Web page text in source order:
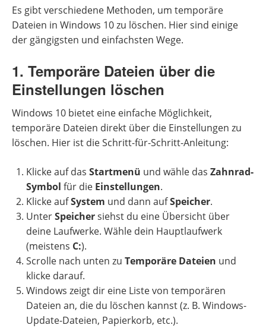
Es gibt verschiedene Methoden, um temporäre
Dateien in Windows 10 zu löschen. Hier sind einige
der gängigsten und einfachsten Wege.
1. Temporäre Dateien über die
Einstellungen löschen
Windows 10 bietet eine einfache Möglichkeit,
temporäre Dateien direkt über die Einstellungen zu
löschen. Hier ist die Schritt-für-Schritt-Anleitung:
Klicke auf das Startmenü und wähle das Zahnrad-
Symbol für die Einstellungen.
Klicke aufSystem und dann aufSpeicher.
UnterSpeichersiehst du eine Übersicht über
deine Laufwerke. Wähle dein Hauptlaufwerk
(meistens C:).
Scrolle nach unten zu Temporäre Dateien und
klicke darauf.
Windows zeigt dir eine Liste von temporären
Dateien an, die du löschen kannst (z. B. Windows-
Update-Dateien, Papierkorb, etc.).